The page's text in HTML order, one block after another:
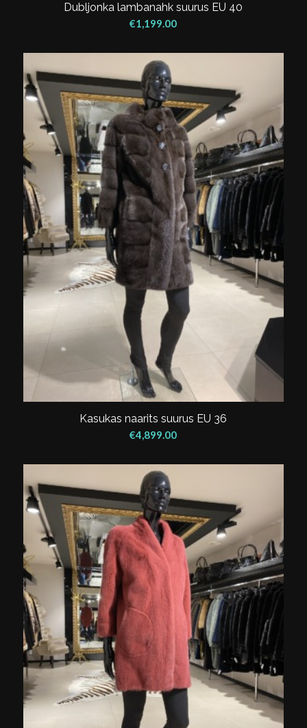
Dubljonka lambanahk suurus EU 40
€1,199.00
Kasukas naarits suurus EU 36
€4,899.00